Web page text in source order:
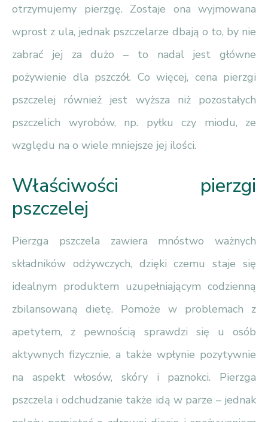
otrzymujemy pierzgę. Zostaje ona wyjmowana
wprost z ula, jednak pszczelarze dbają o to, by nie
zabrać jej za dużo – to nadal jest główne
pożywienie dla pszczół. Co więcej, cena pierzgi
pszczelej również jest wyższa niż pozostałych
pszczelich wyrobów, np. pyłku czy miodu, ze
względu na o wiele mniejsze jej ilości.
Właściwości pierzgi
pszczelej
Pierzga pszczela zawiera mnóstwo ważnych
składników odżywczych, dzięki czemu staje się
idealnym produktem uzupełniającym codzienną
zbilansowaną dietę. Pomoże w problemach z
apetytem, z pewnością sprawdzi się u osób
aktywnych fizycznie, a także wpłynie pozytywnie
na aspekt włosów, skóry i paznokci. Pierzga
pszczela i odchudzanie także idą w parze – jednak